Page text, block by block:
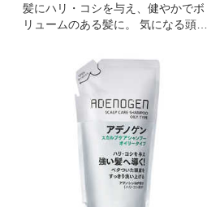
髪にハリ・コシを与え、健やかでボ
リュームのある髪に。 気になる頭皮
リーンの香り。